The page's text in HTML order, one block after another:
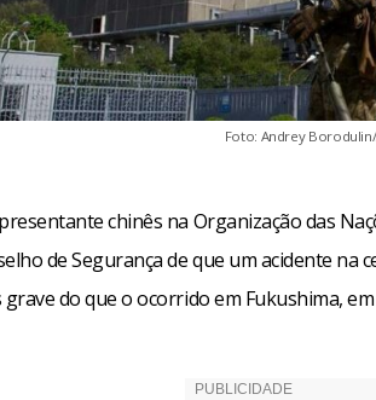
Foto: Andrey Borodulin/
chinês na Organização das
de Segurança de que um acidente na
grave do que o ocorrido em Fukushima, em